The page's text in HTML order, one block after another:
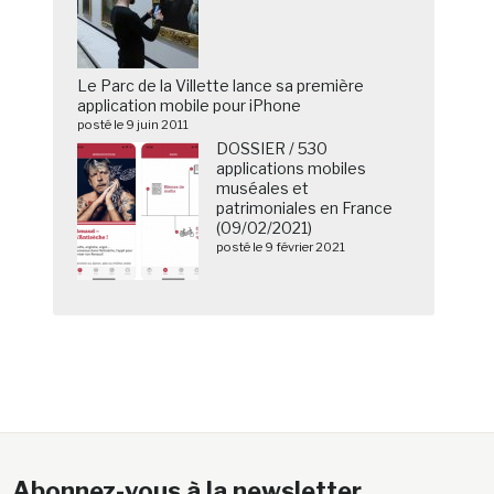
Le Parc de la Villette lance sa première
application mobile pour iPhone
posté le 9 juin 2011
DOSSIER / 530
applications mobiles
muséales et
patrimoniales en France
(09/02/2021)
posté le 9 février 2021